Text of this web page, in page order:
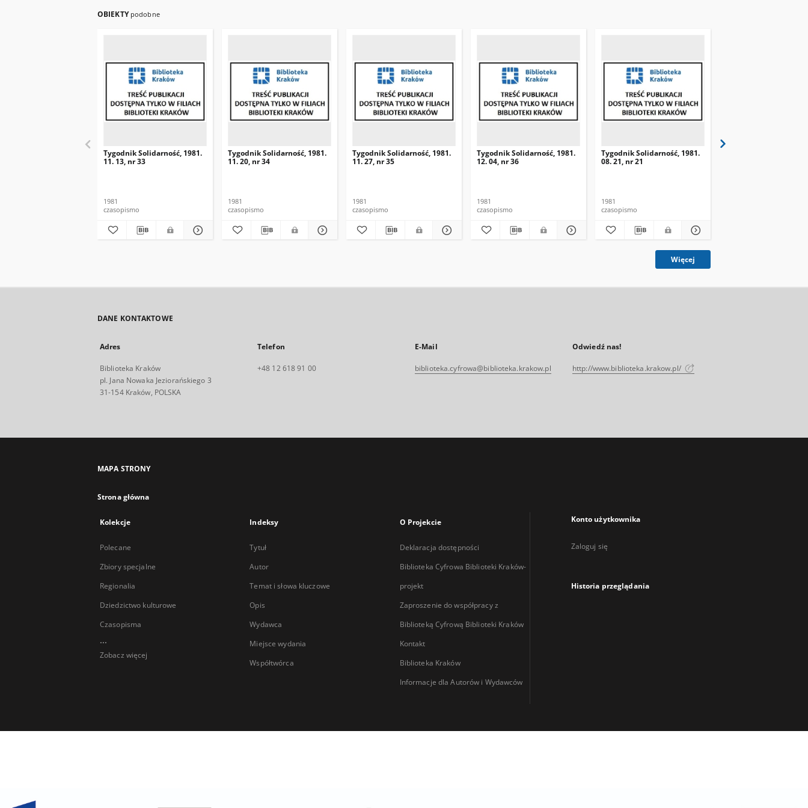
OBIEKTY podobne
Tygodnik Solidarność, 1981.
11. 13, nr 33
1981
czasopismo
Tygodnik Solidarność, 1981.
11. 20, nr 34
1981
czasopismo
Tygodnik Solidarność, 1981.
11. 27, nr 35
1981
czasopismo
Tygodnik Solidarność, 1981.
12. 04, nr 36
1981
czasopismo
Tygodnik Solidarność, 1981.
08. 21, nr 21
1981
czasopismo
Więcej
DANE KONTAKTOWE
Adres
Biblioteka Kraków
pl. Jana Nowaka Jeziorańskiego 3
31-154 Kraków, POLSKA
Telefon
+48 12 618 91 00
E-Mail
biblioteka.cyfrowa@biblioteka.krakow.pl
Odwiedź nas!
http://www.biblioteka.krakow.pl/
MAPA STRONY
Strona główna
Kolekcje
Polecane
Zbiory specjalne
Regionalia
Dziedzictwo kulturowe
Czasopisma
...
Zobacz więcej
Indeksy
Tytuł
Autor
Temat i słowa kluczowe
Opis
Wydawca
Miejsce wydania
Współtwórca
O Projekcie
Deklaracja dostępności
Biblioteka Cyfrowa Biblioteki Kraków-
projekt
Zaproszenie do współpracy z
Biblioteką Cyfrową Biblioteki Kraków
Kontakt
Biblioteka Kraków
Informacje dla Autorów i Wydawców
Konto użytkownika
Zaloguj się
Historia przeglądania